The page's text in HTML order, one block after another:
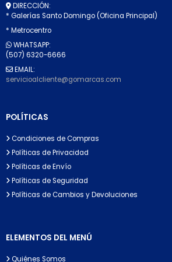
DIRECCIÓN:
* Galerías Santo Domingo (Oficina Principal)
* Metrocentro
WHATSAPP:
(507) 6320-6666
EMAIL:
servicioalcliente@gomarcas.com
POLÍTICAS
Condiciones de Compras
Políticas de Privacidad
Políticas de Envío
Políticas de Seguridad
Políticas de Cambios y Devoluciones
ELEMENTOS DEL MENÚ
Quiénes Somos